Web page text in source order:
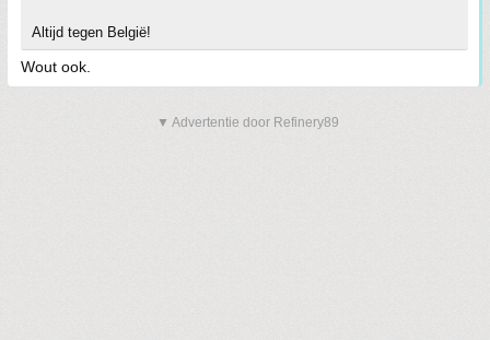
Altijd tegen België!
Wout ook.
▼ Advertentie door Refinery89